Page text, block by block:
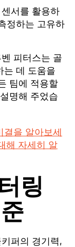
서를 활용하
정하는 고유하
피터스는 골
는 데 도움을
팀에 적용할
명해 주었습
을 알아보세
해 자세히 알
링
퍼의 경기력,